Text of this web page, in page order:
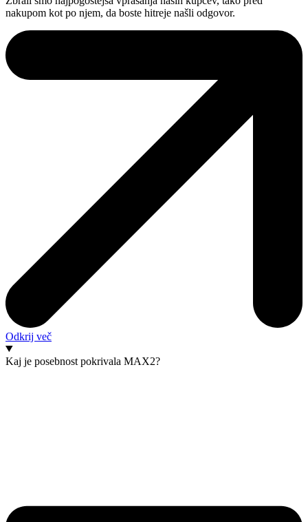
nakupom kot po njem, da boste hitreje našli odgovor.
Odkrij več
Kaj je posebnost pokrivala MAX2?